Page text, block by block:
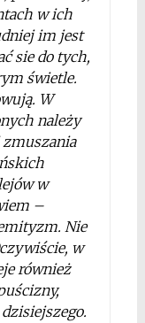
w ich
im jest
sie do tych,
świetle.
W
należy
w
–
Nie
w
również